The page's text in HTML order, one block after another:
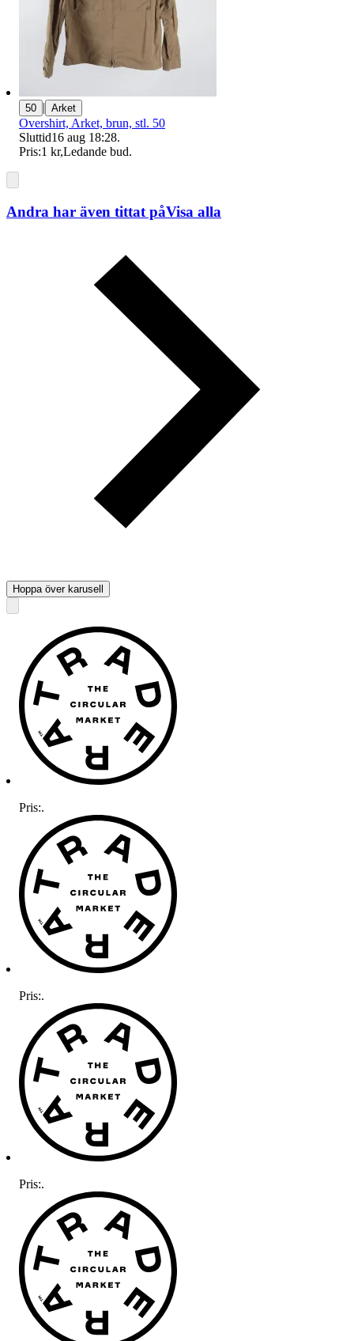
50 | Arket
Overshirt, Arket, brun, stl. 50
Sluttid16 aug 18:28.
Pris:1 kr,Ledande bud.
Andra har även tittat påVisa alla
Hoppa över karusell
Pris:.
Pris:.
Pris:.